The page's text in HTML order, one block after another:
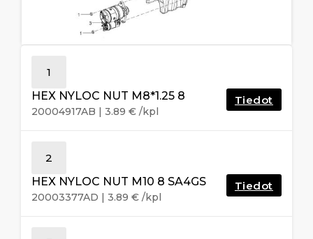
1
HEX NYLOC NUT M8*1.25 8
20004917AB | 3.89 € /kpl
Tiedot
2
HEX NYLOC NUT M10 8 SA4GS
20003377AD | 3.89 € /kpl
Tiedot